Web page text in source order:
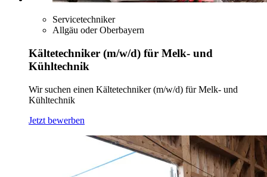
Servicetechniker
Allgäu oder Oberbayern
Kältetechniker (m/w/d) für Melk- und
Kühltechnik
Wir suchen einen Kältetechniker (m/w/d) für Melk- und
Kühltechnik
Jetzt bewerben